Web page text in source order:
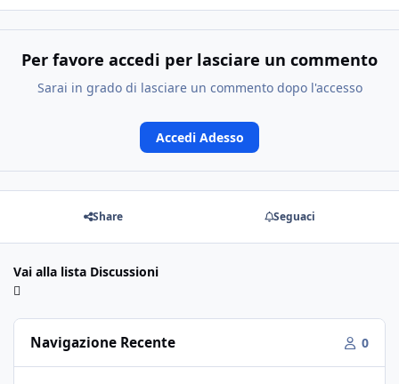
Per favore accedi per lasciare un commento
Sarai in grado di lasciare un commento dopo l'accesso
Accedi Adesso
Share Seguaci
Vai alla lista Discussioni
Navigazione Recente 0